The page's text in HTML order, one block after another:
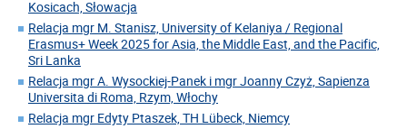
Kosicach, Słowacja
Relacja mgr M. Stanisz, University of Kelaniya / Regional
Erasmus+ Week 2025 for Asia, the Middle East, and the Pacific,
Sri Lanka
Relacja mgr A. Wysockiej-Panek i mgr Joanny Czyż, Sapienza
Universita di Roma, Rzym, Włochy
Relacja mgr Edyty Ptaszek, TH Lübeck, Niemcy